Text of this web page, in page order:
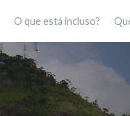
O que está incluso?